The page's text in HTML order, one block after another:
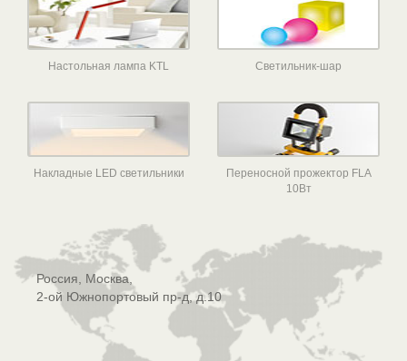
Настольная лампа KTL Светильник-шар
Накладные LED светильники
Переносной прожектор FLA
10Вт
Россия, Москва,
2-ой Южнопортовый пр-д, д.10